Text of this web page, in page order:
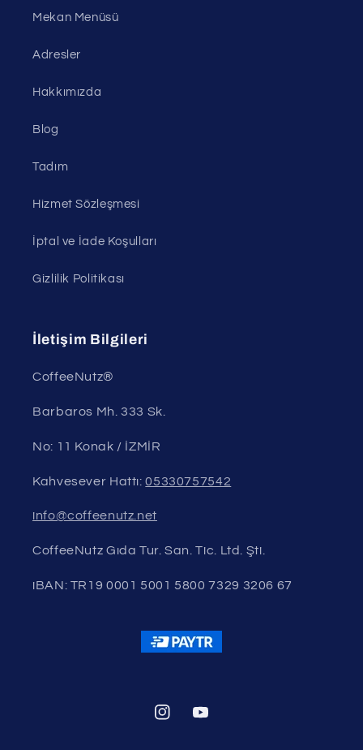
Mekan Menüsü
Adresler
Hakkımızda
Blog
Tadım
Hizmet Sözleşmesi
İptal ve İade Koşulları
Gizlilik Politikası
İletişim Bilgileri
CoffeeNutz®
Barbaros Mh. 333 Sk.
No: 11 Konak / İZMİR
Kahvesever Hattı:05330757542
info@coffeenutz.net
CoffeeNutz Gıda Tur. San. Tic. Ltd. Şti.
iBAN: TR19 0001 5001 5800 7329 3206 67
InstagramYouTube